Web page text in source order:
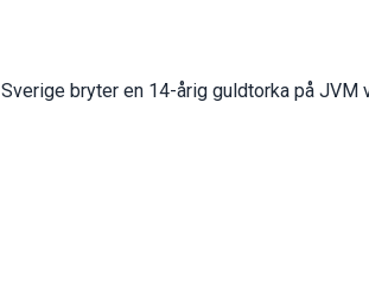
Sverige bryter en 14-årig guldtorka på JVM